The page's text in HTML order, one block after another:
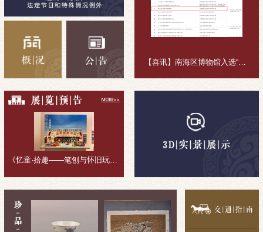
【喜讯】南海区博物馆入选“十五五”公共文化活动组织主体
《忆童·拾趣——笔刨与怀旧玩具收藏展》展览回顾